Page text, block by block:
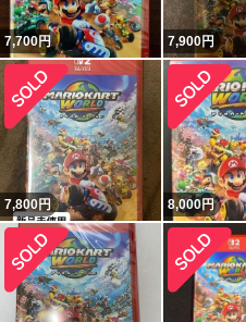
7,700円 7,900円
7,800円 8,000円